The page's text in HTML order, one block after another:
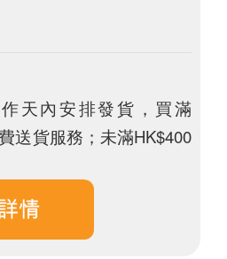
天內安排發貨，買滿
送貨服務；未滿HK$400